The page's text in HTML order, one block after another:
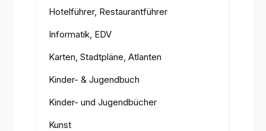
Hotelführer, Restaurantführer
Informatik, EDV
Karten, Stadtpläne, Atlanten
Kinder- & Jugendbuch
Kinder- und Jugendbücher
Kunst